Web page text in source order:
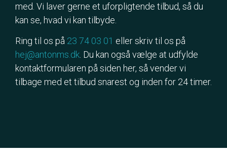
med. Vi laver gerne et uforpligtende tilbud, så du
kan se, hvad vi kan tilbyde.
Ring til os på 23 74 03 01 eller skriv til os på
hej@antonms.dk . Du kan også vælge at udfylde
kontaktformularen på siden her, så vender vi
tilbage med et tilbud snarest og inden for 24 timer.